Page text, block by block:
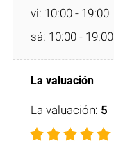
vi: 10:00 - 19:00
sá: 10:00 - 19:00
La valuación: 5